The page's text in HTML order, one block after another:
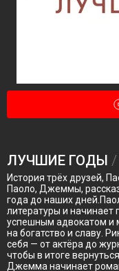
ЛУЧШИЕ ГОДЫ /
История трёх друзей,
Паоло, Джеммы,
года до наших
литературы и начинает
успешным адвокатом и
на богатство и славу.
себя — от актёра до
чтобы в итоге
Джемма начинает